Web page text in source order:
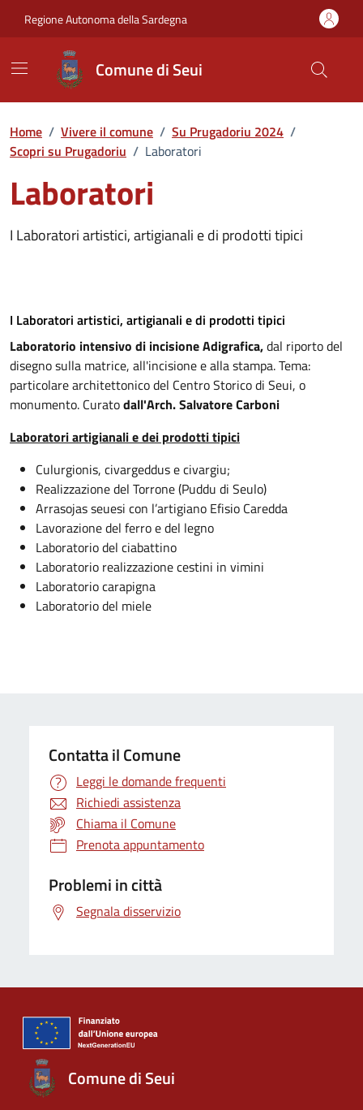
Regione Autonoma della Sardegna
Comune di Seui
Home / Vivere il comune / Su Prugadoriu 2024 /
Scopri su Prugadoriu / Laboratori
Laboratori
I Laboratori artistici, artigianali e di prodotti tipici
I Laboratori artistici, artigianali e di prodotti tipici
Laboratorio intensivo di incisione Adigrafica,dal riporto del
disegno sulla matrice, all'incisione e alla stampa. Tema:
particolare architettonico del Centro Storico di Seui, o
monumento. Curatodall'Arch. Salvatore Carboni
Laboratori artigianali e dei prodotti tipici
Culurgionis, civargeddus e civargiu;
Realizzazione del Torrone (Puddu di Seulo)
Arrasojas seuesi con l’artigiano Efisio Caredda
Lavorazione del ferro e del legno
Laboratorio del ciabattino
Laboratorio realizzazione cestini in vimini
Laboratorio carapigna
Laboratorio del miele
Contatta il Comune
Leggi le domande frequenti
Richiedi assistenza
Chiama il Comune
Prenota appuntamento
Problemi in città
Segnala disservizio
Comune di Seui